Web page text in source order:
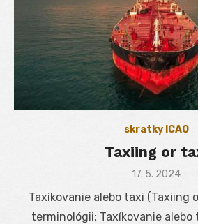
skratky ICAO
Taxiing or
Posted
17. 5. 2024
Taxíkovanie alebo taxi (Taxiing
terminológii: Taxíkovanie